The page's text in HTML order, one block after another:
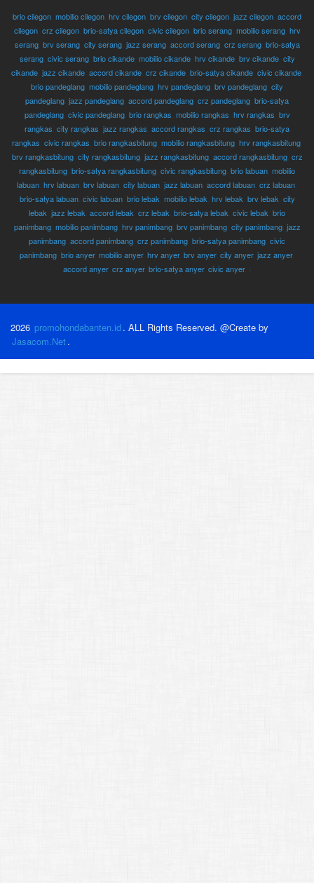
brio cilegon mobilio cilegon hrv cilegon brv cilegon city cilegon jazz cilegon accord
cilegon, crz cilegon, brio-satya cilegon, civic cilegon, brio serang, mobilio serang, hrv
serang, brv serang, city serang, jazz serang, accord serang, crz serang, brio-satya
serang, civic serang, brio cikande, mobilio cikande, hrv cikande, brv cikande, city
cikande, jazz cikande, accord cikande, crz cikande, brio-satya cikande, civic cikande,
brio pandeglang mobilio pandeglang hrv pandeglang brv pandeglang city
pandeglang jazz pandeglang accord pandeglang crz pandeglang brio-satya
pandeglang, civic pandeglang, brio rangkas mobilio rangkas hrv rangkas brv
rangkas city rangkas jazz rangkas accord rangkas crz rangkas brio-satya
rangkas civic rangkas brio rangkasbitung, mobilio rangkasbitung, hrv rangkasbitung,
brv rangkasbitung, city rangkasbitung, jazz rangkasbitung, accord rangkasbitung, crz
rangkasbitung brio-satya rangkasbitung civic rangkasbitung brio labuan mobilio
labuan hrv labuan brv labuan city labuan jazz labuan accord labuan crz labuan
brio-satya labuan, civic labuan, brio lebak mobilio lebak hrv lebak brv lebak city
lebak jazz lebak accord lebak crz lebak brio-satya lebak civic lebak brio
panimbang, mobilio panimbang, hrv panimbang, brv panimbang, city panimbang, jazz
panimbang accord panimbang crz panimbang brio-satya panimbang civic
panimbang brio anyer, mobilio anyer, hrv anyer, brv anyer, city anyer, jazz anyer,
accord anyer, crz anyer, brio-satya anyer, civic anyer, )
2026 promohondabanten.id. ALL Rights Reserved. @Create by
Jasacom.Net .